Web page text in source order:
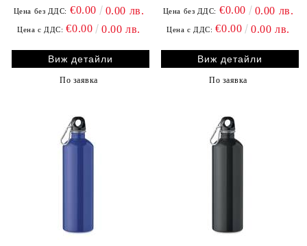
БЯЛА
Цена без ДДС: €0.00 0.00 лв.
Цена с ДДС: €0.00 0.00 лв.
Виж детайли
По заявка
ЧЕРВЕНА
Цена без ДДС: €0.00 0.00 лв.
Цена с ДДС: €0.00 0.00 лв.
Виж детайли
По заявка